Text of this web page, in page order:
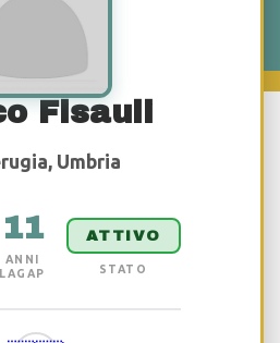
Fisauli
Umbria
11
ANNI
LAGAP
ATTIVO
STATO